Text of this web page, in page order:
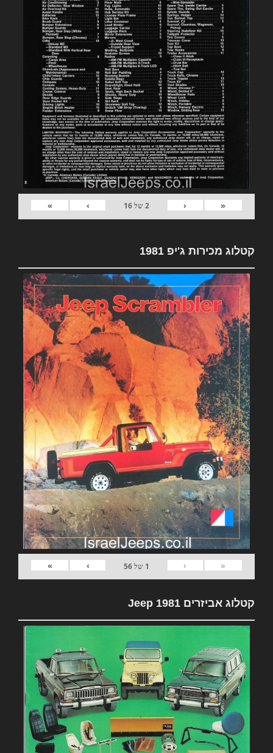
«
‹
2של16
›
»
קטלוג מכירות ג'יפ 1981
«
‹
1 של56
›
»
קטלוג אביזרים 1981 Jeep